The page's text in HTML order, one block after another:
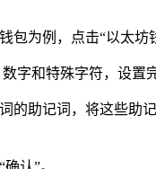
为例，点击“以太坊
字和特殊字符，设置
的助记词，将这些助